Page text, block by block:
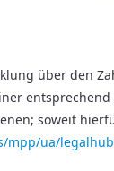
über den
soweit
mpp/ua/